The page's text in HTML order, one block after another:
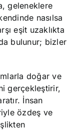
geleneklere
nasılsa
eşit uzaklıkta
bulunur; bizler
doğar ve
gerçekleştirir,
İnsan
özdeş ve